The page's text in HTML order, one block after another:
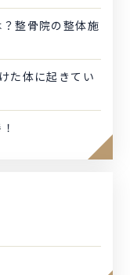
整骨院の整体施
た体に起きてい